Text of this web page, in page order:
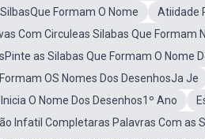
Formam O Nome
Atiidade
Com Circuleas Silabas Que Formam
as Silabas Que Formam O Nome
OS Nomes Dos DesenhosJa Je
O Nome Dos Desenhos1º Ano
Infatil Completaras Palavras Com as